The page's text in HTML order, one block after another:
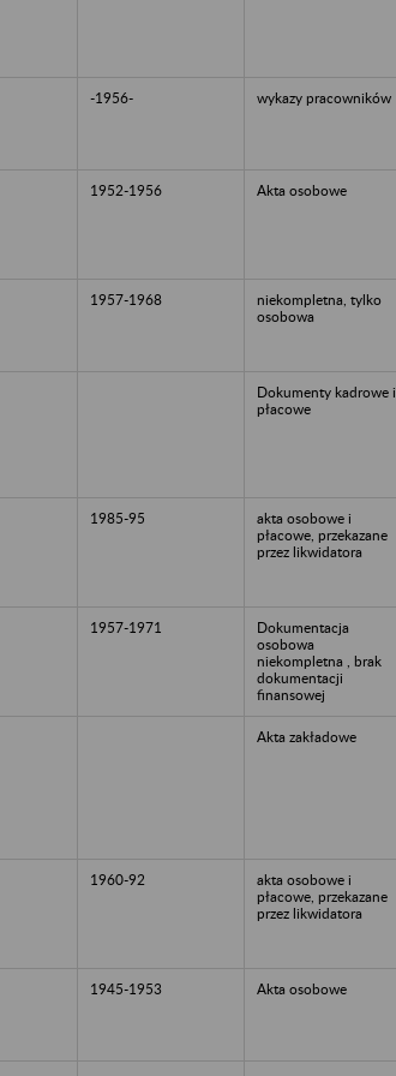
-1956- wykazy pracowników
1952-1956 Akta osobowe
1957-1968
niekompletna, tylko
osobowa
Dokumenty kadrowe i
płacowe
1985-95
akta osobowe i
płacowe, przekazane
przez likwidatora
1957-1971
Dokumentacja
osobowa
niekompletna , brak
dokumentacji
finansowej
Akta zakładowe
1960-92
akta osobowe i
płacowe, przekazane
przez likwidatora
1945-1953 Akta osobowe